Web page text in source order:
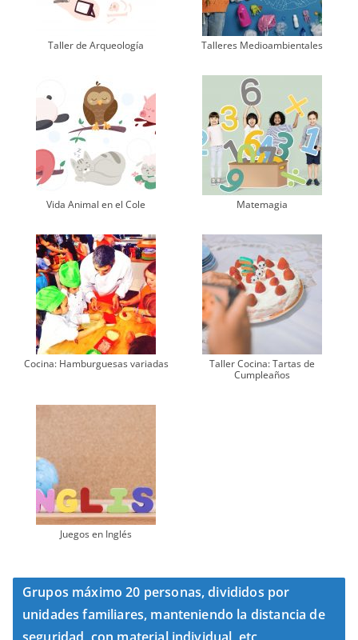
Taller de Arqueología Talleres Medioambientales
Vida Animal en el Cole Matemagia
Cocina: Hamburguesas variadas
Taller Cocina: Tartas de
Cumpleaños
Juegos en Inglés
Grupos máximo 20 personas, divididos por
unidades familiares, manteniendo la distancia de